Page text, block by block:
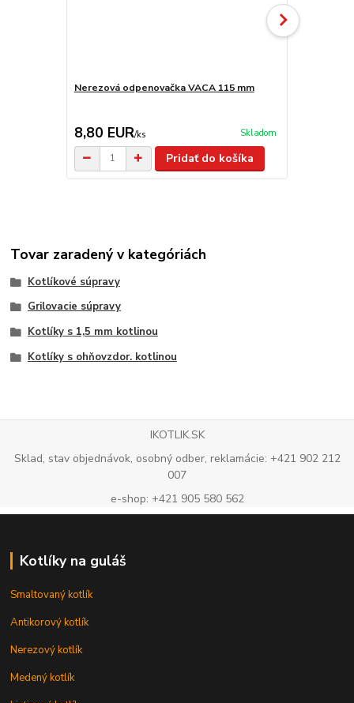
Nerezová odpenovačka VACA 115 mm
8,80 EUR/ks Skladom
Pridať do košíka
Tovar zaradený v kategóriách
Kotlíkové súpravy
Grilovacie súpravy
Kotlíky s 1,5 mm kotlinou
Kotlíky s ohňovzdor. kotlinou
IKOTLIK.SK
Sklad, stav objednávok, osobný odber, reklamácie: +421 902 212
007
e-shop: +421 905 580 562
Kotlíky na guláš
Smaltovaný kotlík
Antikorový kotlík
Nerezový kotlík
Medený kotlík